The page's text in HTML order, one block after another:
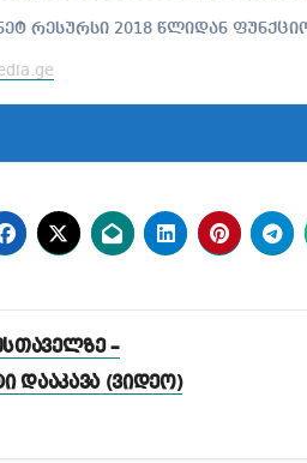
რესურსი 2018 წლიდან
–
დააკავა (ვიდეო)